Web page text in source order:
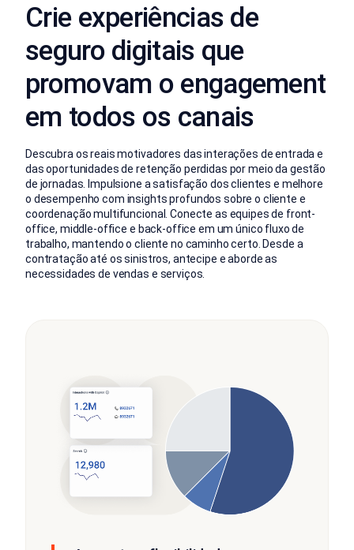
Crie experiências de
seguro digitais que
promovam o engagement
em todos os canais
Descubra os reais motivadores das interações de entrada e
das oportunidades de retenção perdidas por meio da gestão
de jornadas. Impulsione a satisfação dos clientes e melhore
o desempenho com insights profundos sobre o cliente e
coordenação multifuncional. Conecte as equipes de front-
office, middle-office e back-office em um único fluxo de
trabalho, mantendo o cliente no caminho certo. Desde a
contratação até os sinistros, antecipe e aborde as
necessidades de vendas e serviços.